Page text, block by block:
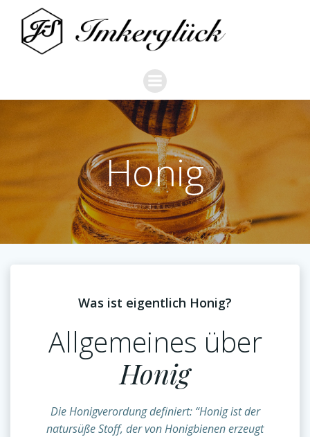
Inhalt
springen
Honig
Was ist eigentlich Honig?
Allgemeines über
Honig
Die Honigverordung definiert: “Honig ist der
natursüße Stoff, der von Honigbienen erzeugt